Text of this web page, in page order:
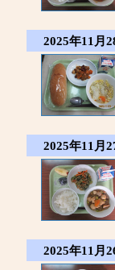
2025年11月
2025年11月
2025年11月